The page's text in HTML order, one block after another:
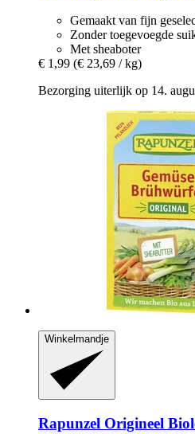
Gemaakt van fijn
Zonder toegevoegde
Met sheaboter
€ 1,99 (€ 23,69 / kg)
Bezorging uiterlijk op 14.
Winkelmandje
Rapunzel Origineel